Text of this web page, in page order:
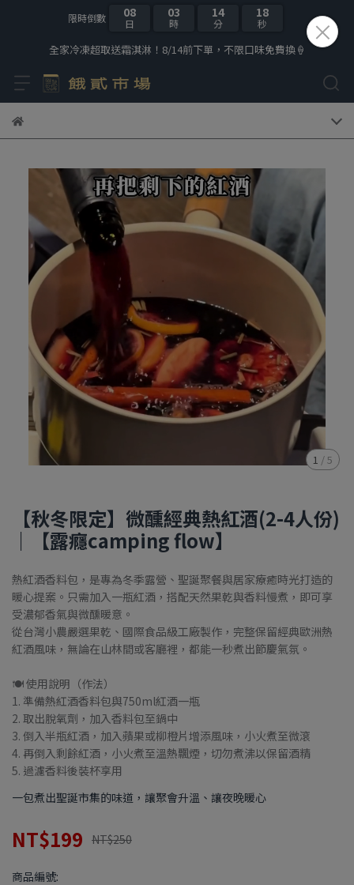
限時倒數 08
日
03
時
14
分
17
秒
全家冷凍超取送霜淇淋！8/14前下單，不限口味免費換🍦
1 /5
【秋冬限定】微醺經典熱紅酒(2-4人份)
｜【露癮camping flow】
熱紅酒香料包，是專為冬季露營、聖誕聚餐與居家療癒時光打造的
暖心提案。只需加入一瓶紅酒，搭配天然果乾與香料慢煮，即可享
受濃郁香氣與微醺暖意。
從台灣小農嚴選果乾、國際食品級工廠製作，完整保留經典歐洲熱
紅酒風味，無論在山林間或客廳裡，都能一秒煮出節慶氣氛。
🍽 使用說明（作法）
1. 準備熱紅酒香料包與750ml紅酒一瓶
2. 取出脫氧劑，加入香料包至鍋中
3. 倒入半瓶紅酒，加入蘋果或柳橙片增添風味，小火煮至微滾
4. 再倒入剩餘紅酒，小火煮至溫熱飄煙，切勿煮沸以保留酒精
5. 過濾香料後裝杯享用
一包煮出聖誕市集的味道，讓聚會升溫、讓夜晚暖心
NT$199 NT$250
商品編號: